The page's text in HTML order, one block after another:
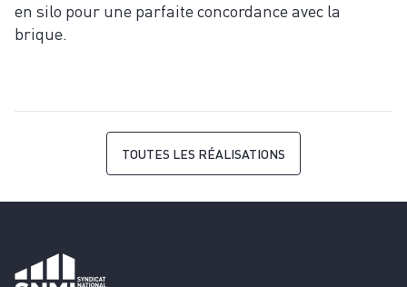
en silo pour une parfaite concordance avec la
brique.
TOUTES LES RÉALISATIONS